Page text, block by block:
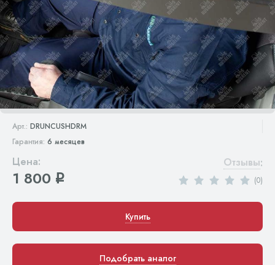
Арт.: DRUNCUSHDRM
Гарантия: 6 месяцев
Цена:
1 800 q
Отзывы:
(0)
Купить
Подобрать аналог